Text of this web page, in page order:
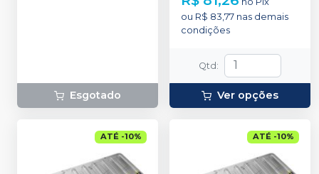
Esgotado
ou R$ 83,77 nas demais
condições
Qtd :
Ver opções
ATÉ -10% ATÉ -10%